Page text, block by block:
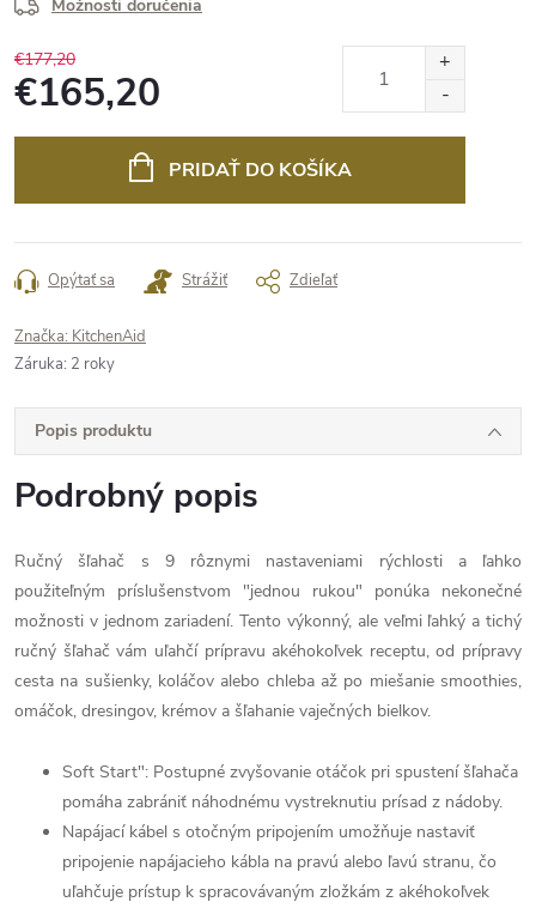
Možnosti doručenia
€177,20
€165,20
PRIDAŤ DO KOŠÍKA
Opýtať sa Strážiť Zdieľať
Značka: KitchenAid
Záruka: 2 roky
Popis produktu
Podrobný popis
Ručný šľahač s 9 rôznymi nastaveniami rýchlosti a ľahko
použiteľným príslušenstvom "jednou rukou" ponúka nekonečné
možnosti v jednom zariadení. Tento výkonný, ale veľmi ľahký a tichý
ručný šľahač vám uľahčí prípravu akéhokoľvek receptu, od prípravy
cesta na sušienky, koláčov alebo chleba až po miešanie smoothies,
omáčok, dresingov, krémov a šľahanie vaječných bielkov.
Soft Start": Postupné zvyšovanie otáčok pri spustení šľahača
pomáha zabrániť náhodnému vystreknutiu prísad z nádoby.
Napájací kábel s otočným pripojením umožňuje nastaviť
pripojenie napájacieho kábla na pravú alebo ľavú stranu, čo
uľahčuje prístup k spracovávaným zložkám z akéhokoľvek